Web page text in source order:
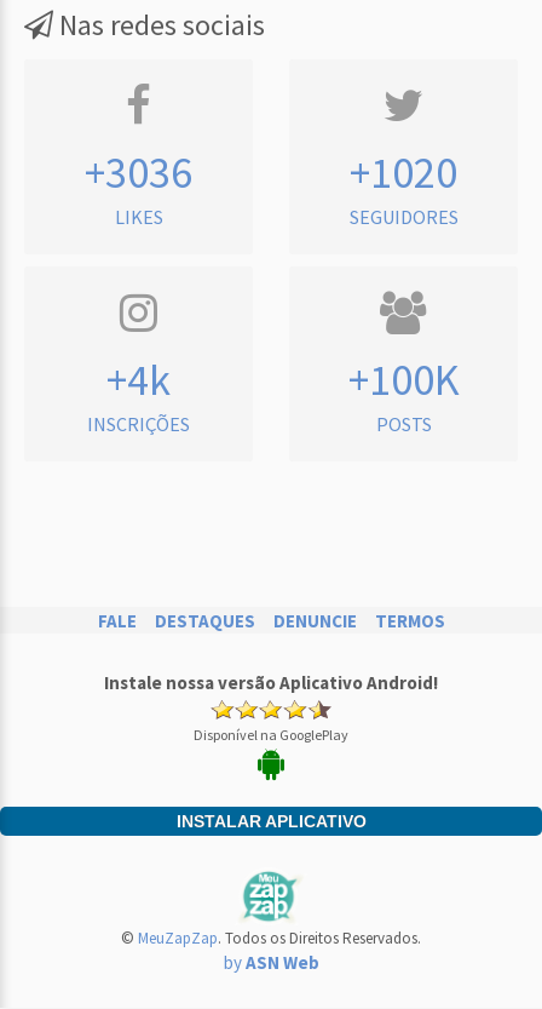
Nas redes sociais
+3036
LIKES
+1020
SEGUIDORES
+4k
INSCRIÇÕES
+100K
POSTS
FALE DESTAQUES DENUNCIE TERMOS
Instale nossa versão Aplicativo Android!
Disponível na GooglePlay
INSTALAR APLICATIVO
© MeuZapZap. Todos os Direitos Reservados.
byASN Web